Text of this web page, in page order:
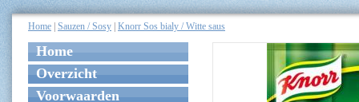
Home Sauzen / Sosy Knorr Sos bialy / Witte saus
Home
Overzicht
Voorwaarden